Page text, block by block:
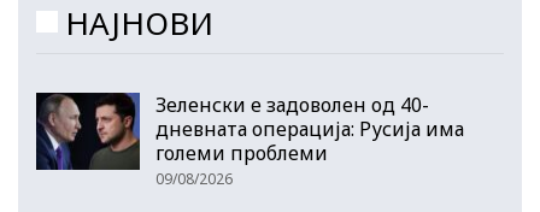
НАЈНОВИ
Зеленски е задоволен од 40-
дневната операција: Русија има
големи проблеми
09/08/2026